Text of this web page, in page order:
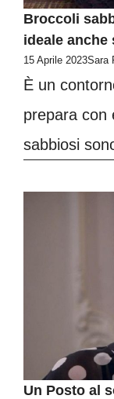
Broccoli
ideale anche
15 Aprile 2023Sara
È un
prepara con
sabbiosi
Un Posto al